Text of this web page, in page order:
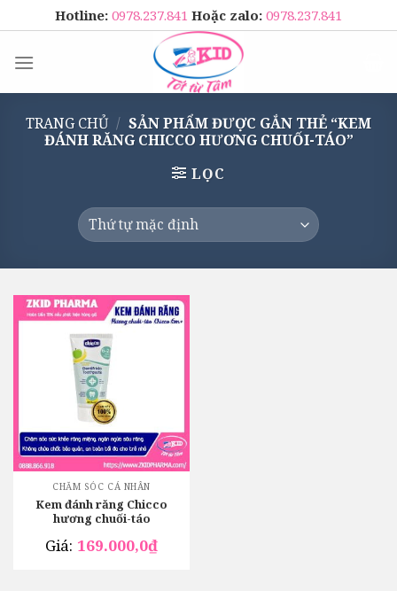
to
content
Hotline: 0978.237.841 Hoặc zalo: 0978.237.841
TRANG CHỦ / SẢN PHẨM ĐƯỢC GẮN THẺ “KEM
ĐÁNH RĂNG CHICCO HƯƠNG CHUỐI-TÁO”
LỌC
CHĂM SÓC CÁ NHÂN
Kem đánh răng Chicco
hương chuối-táo
Giá: 169.000,0₫